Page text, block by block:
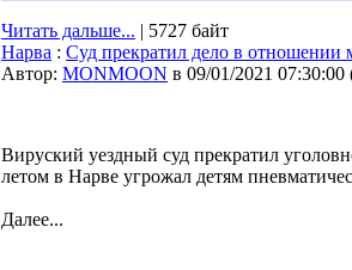
Читать дальше... | 5727 байт
Нарва : Суд прекратил дело в
Автор: MONMOON в 09/01/2021 07:30:00
Вируский уездный суд прекратил
летом в Нарве угрожал детям
Далее...